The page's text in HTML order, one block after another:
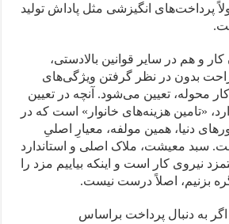
پرداخت‌های انگیزشی مثل پاداش تولید
کار و هم در سایر قوانین بالادستی،
بدون در نظر گرفتن ویژگی‌های
محوله، تعیین می‌شود. آنچه در تعیین
«تامین هزینه‌های خانوار» است که در
کشورهای دنیا، همین مولفه، معیارِ اصلیِ
سبد معیشت، ملاک اصلی و استاندارد
نیروی کار است و اینکه بیاییم مزد را
بزنیم، اصلاً درست نیست.
به دنبال پرداخت براساس